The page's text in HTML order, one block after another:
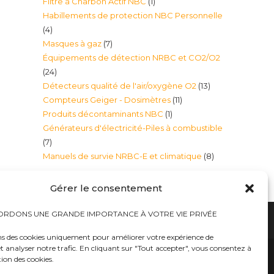
Gérer le consentement
UNE GRANDE IMPORTANCE À VOTRE VIE PRIVÉE
des cookies uniquement pour améliorer votre expérience de
analyser notre trafic. En cliquant sur "Tout accepter", vous consentez à
des cookies.
produit
Habillements de protection NBC Personnelle
44
produits
Masques à gaz 77
produits
Équipements de détection NRBC et CO2/O2
2424
produits
Détecteurs qualité de l'air/oxygène O2 1313
Compteurs Geiger - Dosimètres 1111
Produits décontaminants NBC 11
produit
Générateurs d'électricité-Piles à combustible
77
produits
Manuels de survie NRBC-E et climatique 88
Bureaux tables bunkers NRBC-E
médicales